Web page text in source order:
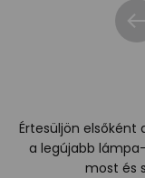
Értesüljön elsőként
a legújabb
most és